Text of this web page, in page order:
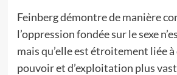
Feinberg démontre de manière
l’oppression fondée sur le sexe
mais qu’elle est étroitement liée à
pouvoir et d’exploitation plus